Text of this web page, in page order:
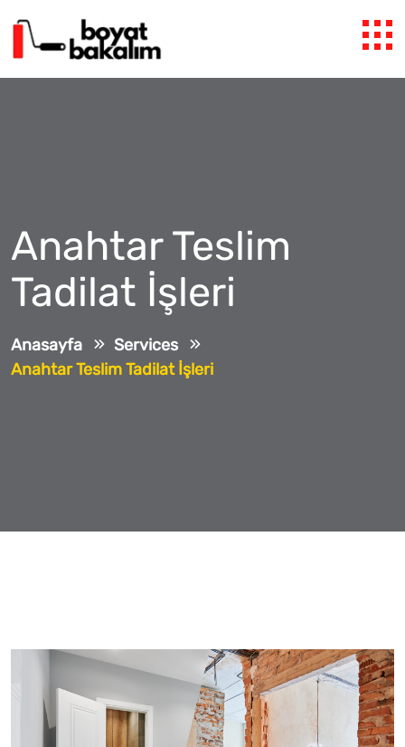
Anahtar Teslim
Tadilat İşleri
Anasayfa
Services
Anahtar Teslim Tadilat İşleri